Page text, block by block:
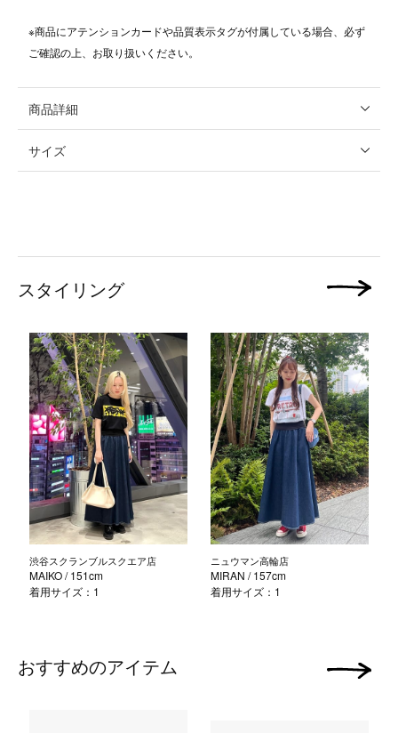
※商品にアテンションカードや品質表示タグが付属している場合、必ず
ご確認の上、お取り扱いください。
商品詳細
サイズ
スタイリング
渋谷スクランブルスクエア店
MAIKO/ 151cm
着用サイズ：1
ニュウマン高輪店
MIRAN / 157cm
着用サイズ：1
次の画像
おすすめのアイテム 次の画像